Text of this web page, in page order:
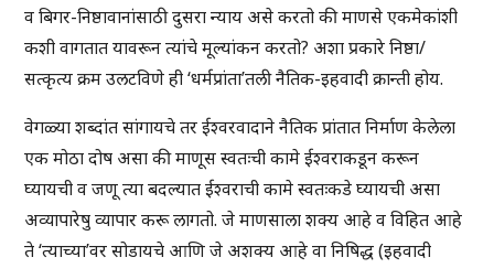
व बिगर-निष्ठावानांसाठी दुसरा न्याय असे करतो की माणसे एकमेकांशी
कशी वागतात यावरून त्यांचे मूल्यांकन करतो? अशा प्रकारे निष्ठा/
सत्कृत्य क्रम उलटविणे ही ‘धर्मप्रांता’तली नैतिक-इहवादी क्रान्ती होय.
वेगळ्या शब्दांत सांगायचे तर ईश्वरवादाने नैतिक प्रांतात निर्माण केलेला
एक मोठा दोष असा की माणूस स्वतःची कामे ईश्वराकडून करून
घ्यायची व जणू त्या बदल्यात ईश्वराची कामे स्वतःकडे घ्यायची असा
अव्यापारेषु व्यापार करू लागतो. जे माणसाला शक्य आहे व विहित आहे
ते ‘त्याच्या’वर सोडायचे आणि जे अशक्य आहे वा निषिद्ध (इहवादी